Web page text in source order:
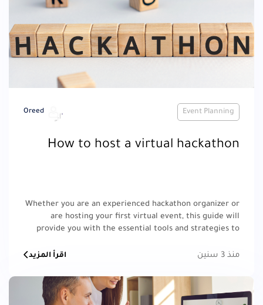
Event Planning
Oreed
How to host a virtual hackathon
Whether you are an experienced hackathon organizer or
are hosting your first virtual event, this guide will
provide you with the essential tools and strategies to
منذ 3 سنين
اقرأ المزيد